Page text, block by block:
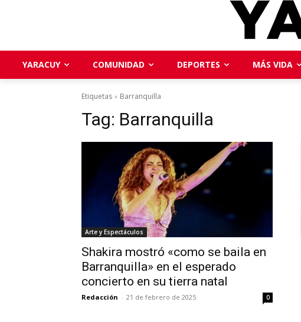
YARACUY COMUNIDAD DEPORTES MÁS VIDA
Etiquetas Barranquilla
Tag: Barranquilla
Arte y Espectáculos
Shakira mostró «como se baila en
Barranquilla» en el esperado
concierto en su tierra natal
Redacción - 21 de febrero de 2025 0